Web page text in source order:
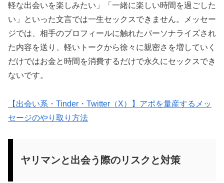
軽な出会いを楽しみたい」「一緒に楽しい時間を過ごした
い」といった文言では一生セックスできません。メッセー
ジでは、相手のプロフィールに触れたパーソナライズされ
た内容を送り、軽いトークから徐々に親密さを増していく
だけではお金と時間を消費するだけで永久にセックスでき
ないです。
【出会い系・Tinder・Twitter（X）】アポを量産するメッ
セージのやり取り方法
ヤリマンと出会う際のリスクと対策